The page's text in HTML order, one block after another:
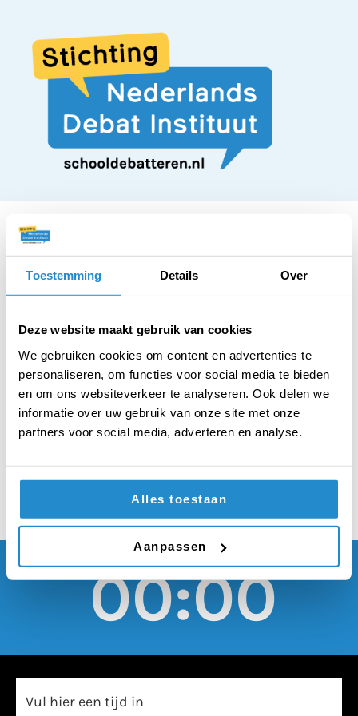
Toestemming Details Over
Deze website maakt gebruik van cookies
We gebruiken cookies om content en advertenties te
personaliseren, om functies voor social media te bieden
en om ons websiteverkeer te analyseren. Ook delen we
informatie over uw gebruik van onze site met onze
partners voor social media, adverteren en analyse.
Alles toestaan
Aanpassen
STELLING
Wapens sturen naar
een conflictgebied
doet meer kwaad dan
goed
00:00